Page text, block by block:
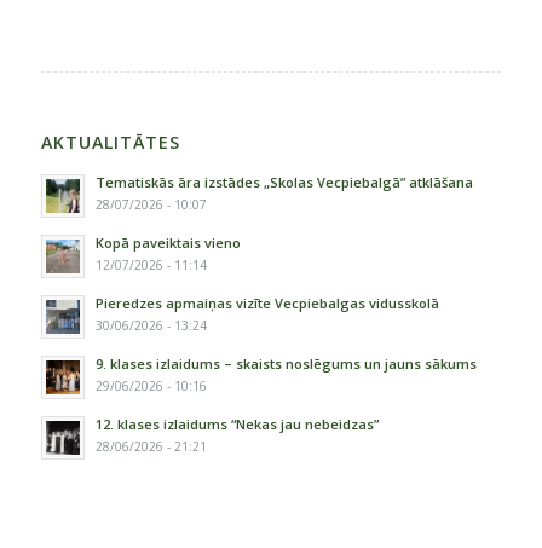
AKTUALITĀTES
Tematiskās āra izstādes „Skolas Vecpiebalgā” atklāšana
28/07/2026 - 10:07
Kopā paveiktais vieno
12/07/2026 - 11:14
Pieredzes apmaiņas vizīte Vecpiebalgas vidusskolā
30/06/2026 - 13:24
9. klases izlaidums – skaists noslēgums un jauns sākums
29/06/2026 - 10:16
12. klases izlaidums “Nekas jau nebeidzas”
28/06/2026 - 21:21